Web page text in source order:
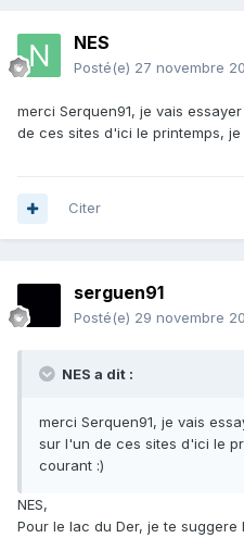
NES
Posté(e) 27 novembre
merci Serquen91, je vais
de ces sites d'ici le printemps,
Citer
serguen91
Posté(e) 29 novembre
NES a dit :
merci Serquen91, je vais
sur l'un de ces sites d'ici le
courant :)
NES,
Pour le lac du Der, je te